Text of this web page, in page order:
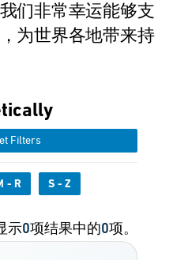
们非常幸运能够支
为世界各地带来持
Filters
- R S - Z
示0项结果中的0项。